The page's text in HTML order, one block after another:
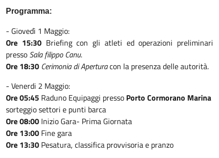
Programma:
- Giovedì 1 Maggio:
Ore 15:30Briefing con gli atleti ed operazioni preliminari
presso Sala filippo Canu.
Ore 18:30 Cerimonia di Aperturacon la presenza delle autorità.
- Venerdi 2 Maggio:
Ore 05:45 Raduno Equipaggi presso Porto Cormorano Marina
sorteggio settori e punti barca
Ore 08:00 Inizio Gara- Prima Giornata
Ore 13:00 Fine gara
Ore 13:30 Pesatura, classifica provvisoria e pranzo